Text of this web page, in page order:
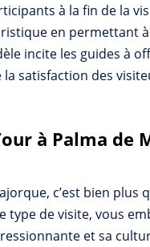
à la fin de la
en permettant
incite les guides à
satisfaction des
à Palma de
c’est bien plus
type de visite, vous
et sa